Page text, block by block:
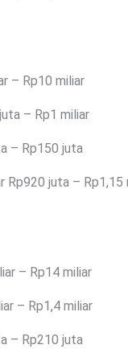
– Rp10 miliar
– Rp1 miliar
– Rp150 juta
Rp920 juta – Rp1,15
– Rp14 miliar
– Rp1,4 miliar
– Rp210 juta